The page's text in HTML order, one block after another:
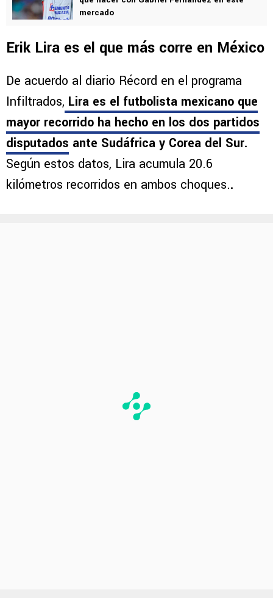
mercado
Erik Lira es el que más corre en México
De acuerdo al diario Récord en el programa
Infiltrados, Lira es el futbolista mexicano que
mayor recorrido ha hecho en los dos partidos
disputados ante Sudáfrica y Corea del Sur.
Según estos datos, Lira acumula 20.6
kilómetros recorridos en ambos choques..